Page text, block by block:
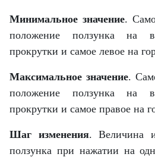
Минимальное значение.
положение ползунка на
прокрутки и самое левое на
Максимальное значение.
положение ползунка на
прокрутки и самое правое на
Шаг изменения. Величина
ползунка при нажатии на